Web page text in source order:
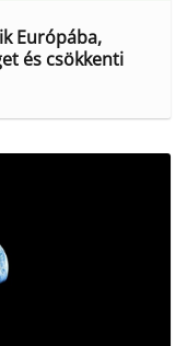
Európába,
és csökkenti